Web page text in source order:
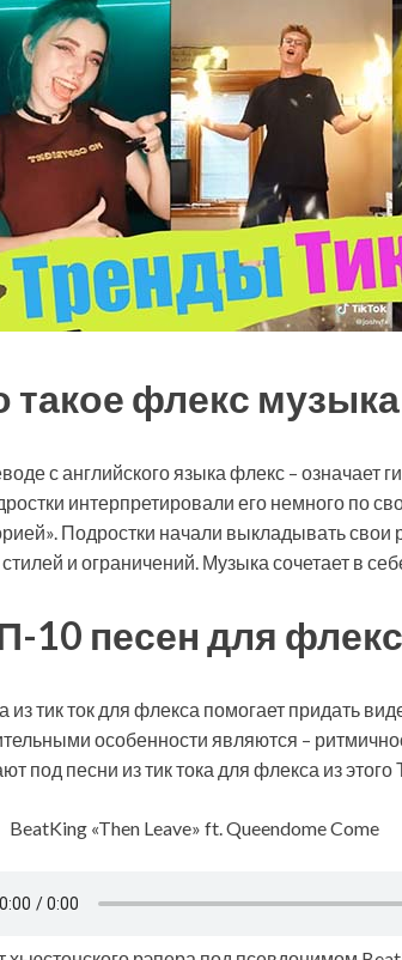
такое флекс музыка
с английского языка флекс – означает
интерпретировали его немного по
Подростки начали выкладывать свои
стилей и ограничений. Музыка сочетает в
10 песен для
из тик ток для флекса помогает придать
особенности являются –
под песни из тик тока для флекса из
BeatKing «Then Leave» ft. Queendome Come